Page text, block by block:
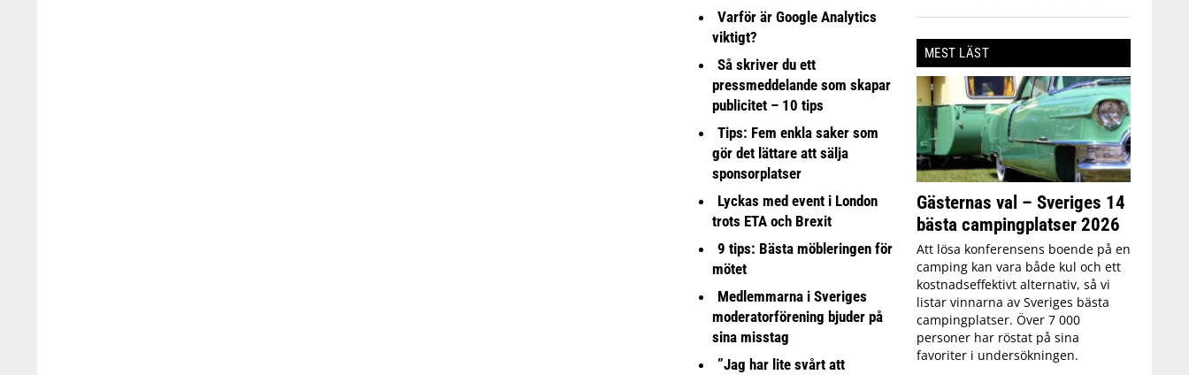
Varför är Google Analytics
viktigt?
Så skriver du ett
pressmeddelande som skapar
publicitet – 10 tips
Tips: Fem enkla saker som
gör det lättare att sälja
sponsorplatser
Lyckas med event i London
trots ETA och Brexit
9 tips: Bästa möbleringen för
mötet
Medlemmarna i Sveriges
moderatorförening bjuder på
sina misstag
”Jag har lite svårt att
MEST LÄST
Gästernas val – Sveriges 14
bästa campingplatser 2026
Att lösa konferensens boende på en
camping kan vara både kul och ett
kostnadseffektivt alternativ, så vi
listar vinnarna av Sveriges bästa
campingplatser. Över 7 000
personer har röstat på sina
favoriter i undersökningen.